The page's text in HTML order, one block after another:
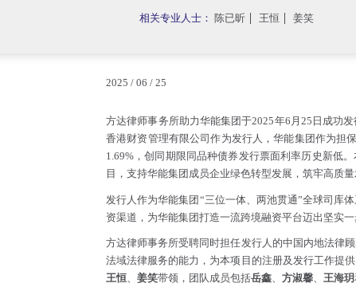
相关专业人士： 陈已昕 王恒 姜笑
2025 / 06 / 25
方达律师事务所助力华能集团于2025年6月25日成功
香港财资管理有限公司作为发行人，华能集团作为担
1.69%，创同期限同品种债券发行票面利率历史新低
目，支持华能集团成员企业绿色转型发展，筑牢高质量
发行人作为华能集团“三位一体、两池贯通”全球司库
资渠道，为华能集团打造一流跨境融资平台迈出坚实一
方达律师事务所受聘同时担任发行人的中国内地法律
法域法律服务的能力，为本项目的注册及发行工作提
王恒、 姜笑带领，团队成员包括岳鑫、 方淑馨、 王海玥